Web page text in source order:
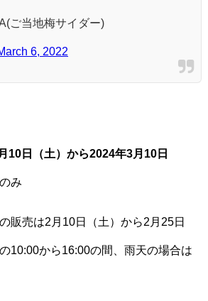
ご当地梅サイダー)
6, 2022
日（土）から2024年3月10日
のみ
販売は2月10日（土）から2月25日
10:00から16:00の間、雨天の場合は